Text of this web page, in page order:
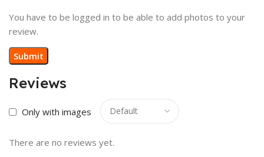
Reviews
Only with images
There are no reviews yet.
You have to be logged in to be able to add photos to your
review.